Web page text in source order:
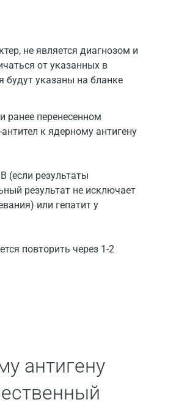
не является диагнозом и
от указанных в
будут указаны на бланке
ранее перенесенном
к ядерному антигену
(если результаты
результат не исключает
или гепатит у
повторить через 1-2
антигену